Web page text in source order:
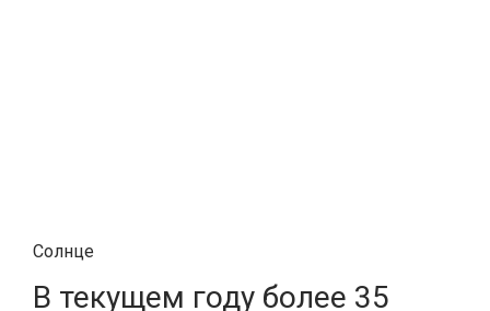
Солнце
В текущем году более 35